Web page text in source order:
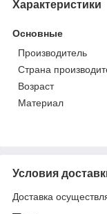
Характеристики
Основные
Производитель
Страна
Возраст
Материал
Условия
Доставка